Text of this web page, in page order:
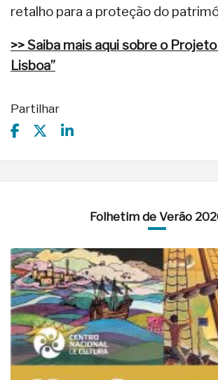
retalho para a proteção do
>> Saiba mais aqui sobre o
Lisboa”
Partilhar
Folhetim de Verão